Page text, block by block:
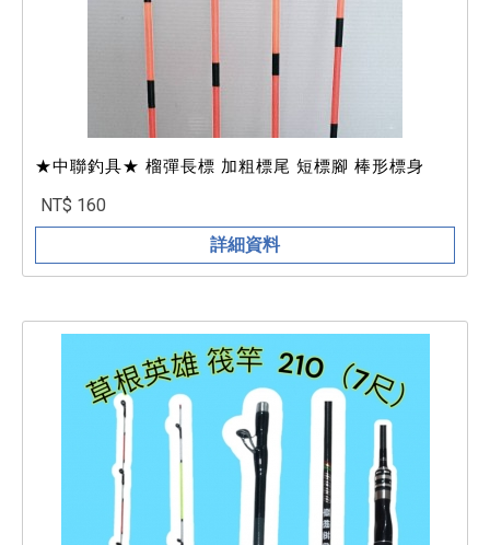
★中聯釣具★ 榴彈長標 加粗標尾 短標腳 棒形標身
NT$ 160
詳細資料